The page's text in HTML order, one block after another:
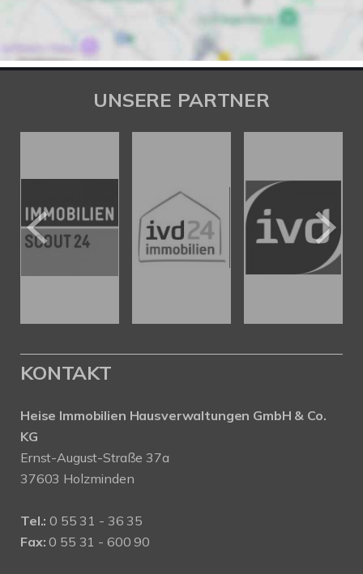
UNSERE PARTNER
KONTAKT
Heise Immobilien Hausverwaltungen GmbH & Co.
KG
Ernst-August-Straße 37a
37603 Holzminden
Tel.: 0 55 31 - 36 35
Fax: 0 55 31 - 600 90